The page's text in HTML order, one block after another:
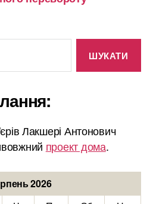
Лакшері Антонович
проект дома.
2026